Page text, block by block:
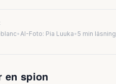
•AI-Foto: Pia Luuka•5 min läsning
en spion